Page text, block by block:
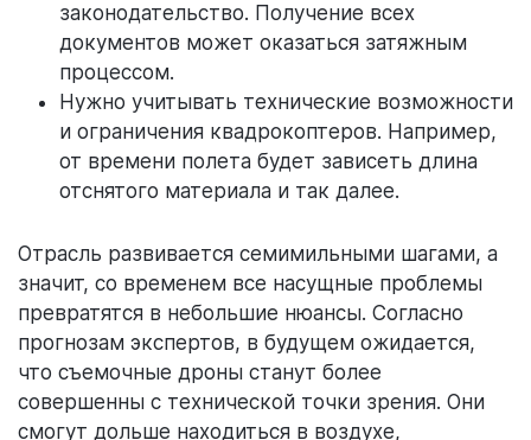
законодательство. Получение всех
документов может оказаться затяжным
процессом.
Нужно учитывать технические возможности
и ограничения квадрокоптеров. Например,
от времени полета будет зависеть длина
отснятого материала и так далее.
Отрасль развивается семимильными шагами, а
значит, со временем все насущные проблемы
превратятся в небольшие нюансы. Согласно
прогнозам экспертов, в будущем ожидается,
что съемочные дроны станут более
совершенны с технической точки зрения. Они
смогут дольше находиться в воздухе,